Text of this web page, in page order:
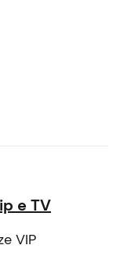
e TV
VIP